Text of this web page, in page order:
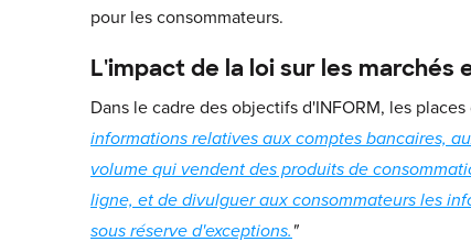
pour les consommateurs.
L'impact de la loi sur les marchés
Dans le cadre des objectifs d'INFORM, les
informations relatives aux comptes bancaires,
volume qui vendent des produits de
ligne, et de divulguer aux consommateurs les
sous réserve d'exceptions. "